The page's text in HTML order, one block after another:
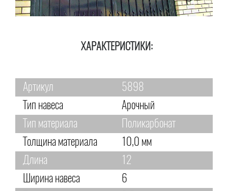
ХАРАКТЕРИСТИКИ:
Артикул
5898
Тип навеса
Арочный
Тип материала
Поликарбонат
Толщина материала
10,0 мм
Длина
12
Ширина навеса
6